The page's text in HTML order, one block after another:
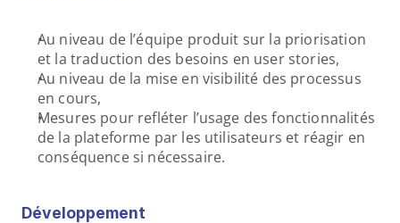
Au niveau de l’équipe produit sur la priorisation
et la traduction des besoins en user stories,
Au niveau de la mise en visibilité des processus
en cours,
Mesures pour refléter l’usage des fonctionnalités
de la plateforme par les utilisateurs et réagir en
conséquence si nécessaire.
Développement